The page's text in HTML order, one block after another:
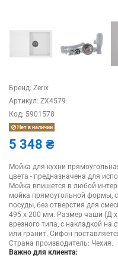
Бренд: Zerix
Артикул: ZX4579
Код: 5901578
Нет в наличии
5 348 ₴
Мойка для кухни
цвета - предназначена для
Мойка впишется в любой
мойка прямоугольной формы,
посуды, без отверстия для
495 х 200 мм. Размер чаши (Д
врезного типа, с накладкой
или гранит. Сифон
Страна производитель: Чехия.
Важно для клиента: